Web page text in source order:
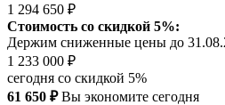
1 294 650 ₽
Стоимость со скидкой 5%:
Держим сниженные цены до
1 233 000 ₽
сегодня со скидкой 5%
61 650 ₽Вы экономите сегодня